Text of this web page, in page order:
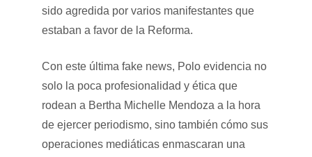
sido agredida por varios manifestantes que
estaban a favor de la Reforma.
Con este última fake news, Polo evidencia no
solo la poca profesionalidad y ética que
rodean a Bertha Michelle Mendoza a la hora
de ejercer periodismo, sino también cómo sus
operaciones mediáticas enmascaran una